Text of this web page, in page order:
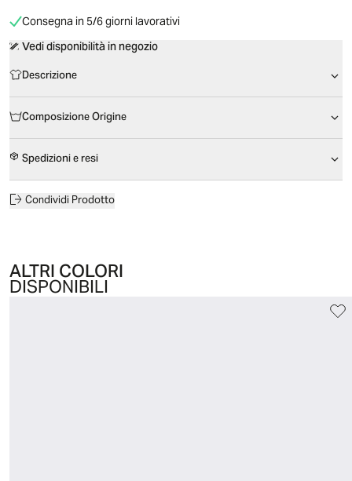
Consegna in 5/6 giorni lavorativi
Vedi disponibilità in negozio
Descrizione
Composizione Origine
Spedizioni e resi
Condividi Prodotto
ALTRI COLORI
DISPONIBILI